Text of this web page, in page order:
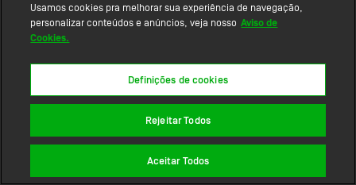
Usamos cookies pra melhorar sua experiência de navegação,
personalizar conteúdos e anúncios, veja nosso Aviso de
Cookies.
Definições de cookies
Rejeitar Todos
Aceitar Todos